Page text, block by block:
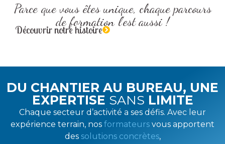
Parce que vous êtesunique, chaque parcours
de formation l'est aussi !
Découvrir notre histoire
DU CHANTIER AU BUREAU, UNE
EXPERTISE SANS LIMITE
Chaque secteur d’activité a ses défis. Avec leur
expérience terrain, nos formateurs vous apportent
des solutions concrètes,